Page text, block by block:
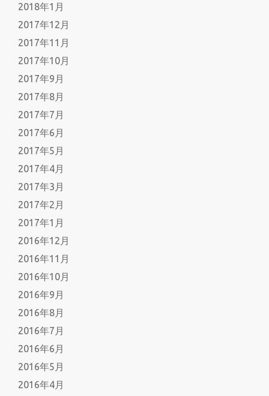
2018年1月
2017年12月
2017年11月
2017年10月
2017年9月
2017年8月
2017年7月
2017年6月
2017年5月
2017年4月
2017年3月
2017年2月
2017年1月
2016年12月
2016年11月
2016年10月
2016年9月
2016年8月
2016年7月
2016年6月
2016年5月
2016年4月